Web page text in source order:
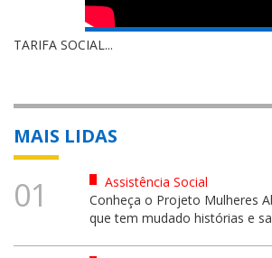
TARIFA SOCIAL...
MAIS LIDAS
01
Assistência Social
Conheça o Projeto Mulheres
que tem mudado histórias e